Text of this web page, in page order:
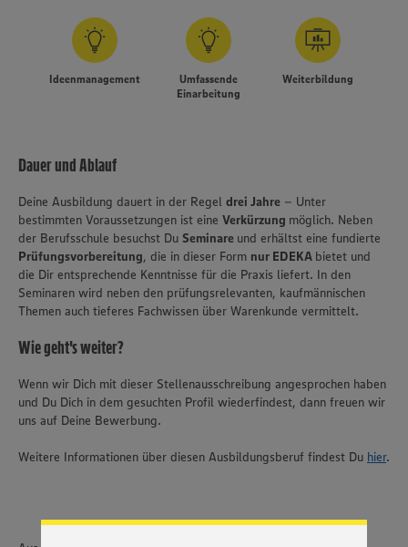
ein bestmögliches Nutzungserlebnis unserer Website zu
Cookies und anderer Technologien ist freiwillig und kann
Ideenmanagement
Umfassende
Einarbeitung
Weiterbildung
Dauer und Ablauf
Deine Ausbildung dauert in der Regel drei Jahre – Unter
bestimmten Voraussetzungen ist eine Verkürzung möglich. Neben
der Berufsschule besuchst Du Seminare und erhältst eine fundierte
Prüfungsvorbereitung, die in dieser Form nur EDEKA bietet und
die Dir entsprechende Kenntnisse für die Praxis liefert. In den
Seminaren wird neben den prüfungsrelevanten, kaufmännischen
Themen auch tieferes Fachwissen über Warenkunde vermittelt.
Wie geht's weiter?
Wenn wir Dich mit dieser Stellenausschreibung angesprochen haben
und Du Dich in dem gesuchten Profil wiederfindest, dann freuen wir
uns auf Deine Bewerbung.
Weitere Informationen über diesen Ausbildungsberuf findest Du hier.